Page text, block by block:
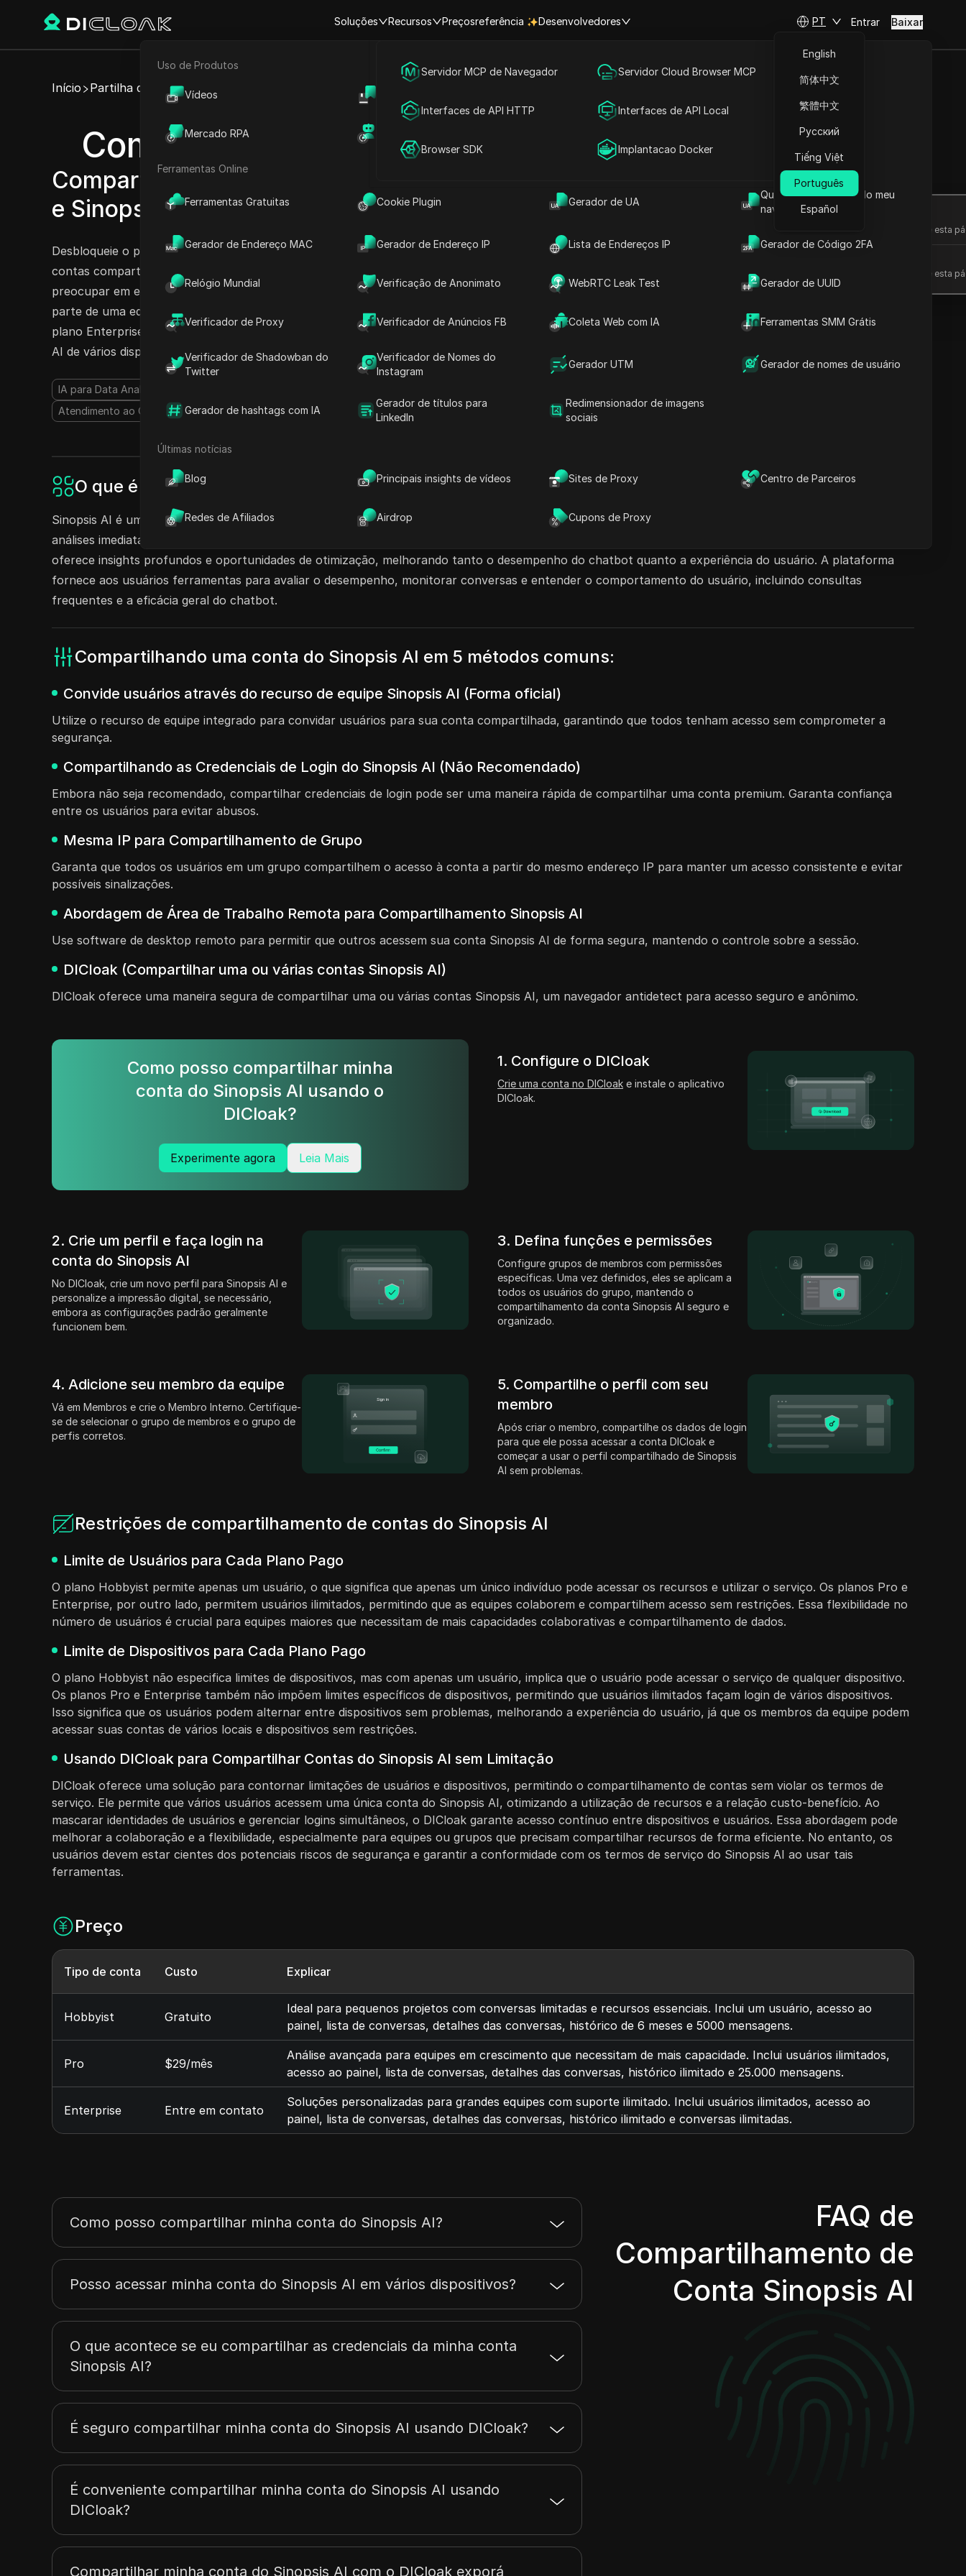
Soluções
E-commerce Marketing em Mídias Sociais
Publicidade
Partilha de Conta
Recursos
Uso de Produtos
Vídeos
Mercado RPA
Ferramentas Online
Ferramentas Gratuitas Cookie Plugin Gerador de UA
Qual é o User Agent do meu
navegador
Gerador de Endereço MAC Gerador de Endereço IP Lista de Endereços IP Gerador de Código 2FA
Relógio Mundial Verificação de Anonimato WebRTC Leak Test Gerador de UUID
Verificador de Proxy Verificador de Anúncios FB Coleta Web com IA Ferramentas SMM Grátis
Verificador de Shadowban do
Twitter
Verificador de Nomes do
Instagram
Gerador UTM Gerador de nomes de usuário
Gerador de hashtags com IA
Gerador de títulos para
LinkedIn
Redimensionador de imagens
sociais
Últimas notícias
Blog Principais insights de vídeos Sites de Proxy Centro de Parceiros
Redes de Afiliados Airdrop Cupons de Proxy
Preçosreferência Desenvolvedores
Servidor MCP de Navegador Servidor Cloud Browser MCP
Interfaces de API HTTP Interfaces de API Local
Browser SDK Implantacao Docker
PT
English
简体中文
繁體中文
Русский
Tiếng Việt
Português
Español
Entrar Baixar
Início Partilha de Conta
Compartilhe contas do Sinopsis AI com facilidade
Compartilhe facilmente contas do Sinopsis AI Pro
e Sinopsis AI Enterprise
Experimente agora
Desbloqueie o poder do Sinopsis AI com nossos planos Hobbyist, Pro e Enterprise, tornando suas
contas compartilháveis entre dispositivos! Aproveite a colaboração sem interrupções, sem se
preocupar em expor suas credenciais ou senhas. Seja você um usuário solo no plano Hobbyist,
parte de uma equipe em crescimento no plano Pro, ou até mesmo uma grande organização com o
plano Enterprise, compartilhar nunca foi tão fácil. Experimente a liberdade de acessar o Sinopsis
AI de vários dispositivos enquanto mantém suas informações seguras!
IA para Data Analytics
Atendimento ao Cliente AI
Ferramentas de Produtividade AI
Fazer perguntas
Fazer perguntas sobre esta
Fazer perguntas sobre esta
O que é Sinopsis AI?
Sinopsis AI é uma plataforma de análise alimentada por inteligência artificial, especificamente adaptada para chatbots. Ela permite observabilidade e
análises imediatas, permitindo que os usuários incorporem facilmente um SDK que registra cada interação em um painel centralizado. Essa funcionalidade
oferece insights profundos e oportunidades de otimização, melhorando tanto o desempenho do chatbot quanto a experiência do usuário. A plataforma
fornece aos usuários ferramentas para avaliar o desempenho, monitorar conversas e entender o comportamento do usuário, incluindo consultas
frequentes e a eficácia geral do chatbot.
Compartilhando uma conta do Sinopsis AI em 5 métodos comuns:
Convide usuários através do recurso de equipe Sinopsis AI (Forma oficial)
Utilize o recurso de equipe integrado para convidar usuários para sua conta compartilhada, garantindo que todos tenham acesso sem comprometer a
segurança.
Compartilhando as Credenciais de Login do Sinopsis AI (Não Recomendado)
Embora não seja recomendado, compartilhar credenciais de login pode ser uma maneira rápida de compartilhar uma conta premium. Garanta confiança
entre os usuários para evitar abusos.
Mesma IP para Compartilhamento de Grupo
Garanta que todos os usuários em um grupo compartilhem o acesso à conta a partir do mesmo endereço IP para manter um acesso consistente e evitar
possíveis sinalizações.
Abordagem de Área de Trabalho Remota para Compartilhamento Sinopsis AI
Use software de desktop remoto para permitir que outros acessem sua conta Sinopsis AI de forma segura, mantendo o controle sobre a sessão.
DICloak (Compartilhar uma ou várias contas Sinopsis AI)
DICloak oferece uma maneira segura de compartilhar uma ou várias contas Sinopsis AI, um navegador antidetect para acesso seguro e anônimo.
Como posso compartilhar minha
conta do Sinopsis AI usando o
DICloak?
Experimente agora Leia Mais
1. Configure o DICloak
Crie uma conta no DICloak e instale o aplicativo
DICloak.
2. Crie um perfil e faça login na
conta do Sinopsis AI
No DICloak, crie um novo perfil para Sinopsis AI e
personalize a impressão digital, se necessário,
embora as configurações padrão geralmente
funcionem bem.
3. Defina funções e permissões
Configure grupos de membros com permissões
específicas. Uma vez definidos, eles se aplicam a
todos os usuários do grupo, mantendo o
compartilhamento da conta Sinopsis AI seguro e
organizado.
4. Adicione seu membro da equipe
Vá em Membros e crie o Membro Interno. Certifique-
se de selecionar o grupo de membros e o grupo de
perfis corretos.
5. Compartilhe o perfil com seu
membro
Após criar o membro, compartilhe os dados de login
para que ele possa acessar a conta DICloak e
começar a usar o perfil compartilhado de Sinopsis
AI sem problemas.
Restrições de compartilhamento de contas do Sinopsis AI
Limite de Usuários para Cada Plano Pago
O plano Hobbyist permite apenas um usuário, o que significa que apenas um único indivíduo pode acessar os recursos e utilizar o serviço. Os planos Pro e
Enterprise, por outro lado, permitem usuários ilimitados, permitindo que as equipes colaborem e compartilhem acesso sem restrições. Essa flexibilidade no
número de usuários é crucial para equipes maiores que necessitam de mais capacidades colaborativas e compartilhamento de dados.
Limite de Dispositivos para Cada Plano Pago
O plano Hobbyist não especifica limites de dispositivos, mas com apenas um usuário, implica que o usuário pode acessar o serviço de qualquer dispositivo.
Os planos Pro e Enterprise também não impõem limites específicos de dispositivos, permitindo que usuários ilimitados façam login de vários dispositivos.
Isso significa que os usuários podem alternar entre dispositivos sem problemas, melhorando a experiência do usuário, já que os membros da equipe podem
acessar suas contas de vários locais e dispositivos sem restrições.
Usando DICloak para Compartilhar Contas do Sinopsis AI sem Limitação
DICloak oferece uma solução para contornar limitações de usuários e dispositivos, permitindo o compartilhamento de contas sem violar os termos de
serviço. Ele permite que vários usuários acessem uma única conta do Sinopsis AI, otimizando a utilização de recursos e a relação custo-benefício. Ao
mascarar identidades de usuários e gerenciar logins simultâneos, o DICloak garante acesso contínuo entre dispositivos e usuários. Essa abordagem pode
melhorar a colaboração e a flexibilidade, especialmente para equipes ou grupos que precisam compartilhar recursos de forma eficiente. No entanto, os
usuários devem estar cientes dos potenciais riscos de segurança e garantir a conformidade com os termos de serviço do Sinopsis AI ao usar tais
ferramentas.
Preço
Tipo de conta Custo Explicar
Hobbyist Gratuito
Ideal para pequenos projetos com conversas limitadas e recursos essenciais. Inclui um usuário, acesso ao
painel, lista de conversas, detalhes das conversas, histórico de 6 meses e 5000 mensagens.
Pro $29/mês
Análise avançada para equipes em crescimento que necessitam de mais capacidade. Inclui usuários ilimitados,
acesso ao painel, lista de conversas, detalhes das conversas, histórico ilimitado e 25.000 mensagens.
Enterprise Entre em contato
Soluções personalizadas para grandes equipes com suporte ilimitado. Inclui usuários ilimitados, acesso ao
painel, lista de conversas, detalhes das conversas, histórico ilimitado e conversas ilimitadas.
FAQ de
Compartilhamento de
Conta Sinopsis AI
Como posso compartilhar minha conta do Sinopsis AI?
Posso acessar minha conta do Sinopsis AI em vários dispositivos?
O que acontece se eu compartilhar as credenciais da minha conta
Sinopsis AI?
É seguro compartilhar minha conta do Sinopsis AI usando DICloak?
É conveniente compartilhar minha conta do Sinopsis AI usando
DICloak?
Compartilhar minha conta do Sinopsis AI com o DICloak exporá